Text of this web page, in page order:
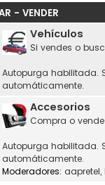
- VENDER
Vehículos
Si vendes o
Autopurga habilitada.
automáticamente.
Accesorios
Compra o
Autopurga habilitada.
automáticamente.
Moderadores: aapretel,